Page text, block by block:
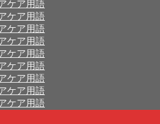
ケア用語
ケア用語
ケア用語
ケア用語
ケア用語
ケア用語
ケア用語
ケア用語
ケア用語